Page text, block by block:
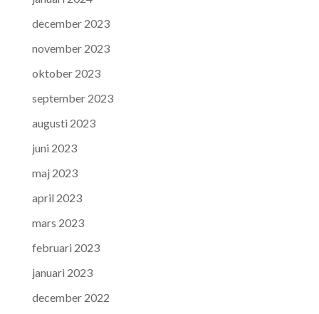
december 2023
november 2023
oktober 2023
september 2023
augusti 2023
juni 2023
maj 2023
april 2023
mars 2023
februari 2023
januari 2023
december 2022